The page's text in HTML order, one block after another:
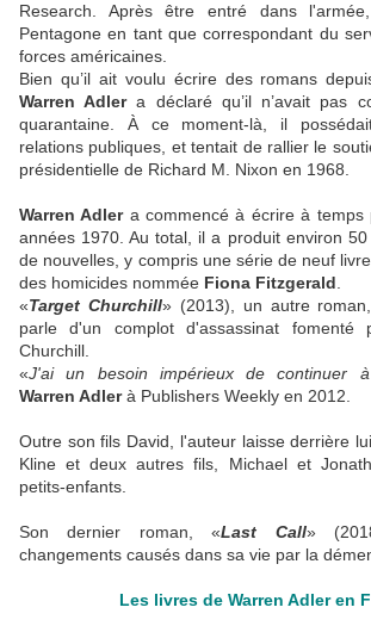
Research.
Après être entré dans
Pentagone en tant que correspondant du
forces américaines.
Bien qu’il ait voulu écrire des romans
Warren Adlera déclaré qu’il n’avait pas
quarantaine. À ce moment-là, il
relations publiques, et tentait de rallier le
présidentielle de Richard M. Nixon en 1968.
Warren Adlera commencé à écrire à temps
années 1970. Au total, il a produit environ
de nouvelles, y compris une série de neuf
des homicides nommée Fiona Fitzgerald
«Target Churchill» (2013), un autre
parle d'un complot d'assassinat fomenté
Churchill.
«J'ai un besoin impérieux de continuer
Warren Adlerà Publishers Weekly en 2012.
Outre son fils David, l'auteur laisse derrière
Kline et deux autres fils, Michael et
petits-enfants.
Son dernier roman, «Last Call»
changements causés dans sa vie par la
Les livres de Warren Adler en